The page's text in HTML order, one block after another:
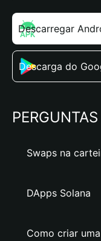
Descarregar
Descarga do
Swaps na
DApps Solana
Como criar